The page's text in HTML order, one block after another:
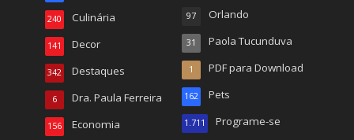
Culinária
240
Decor
141
Destaques
342
Dra. Paula Ferreira
6
Economia
156
Orlando
97
Paola Tucunduva
31
PDF para Download
1
Pets
162
Programe-se
1.711